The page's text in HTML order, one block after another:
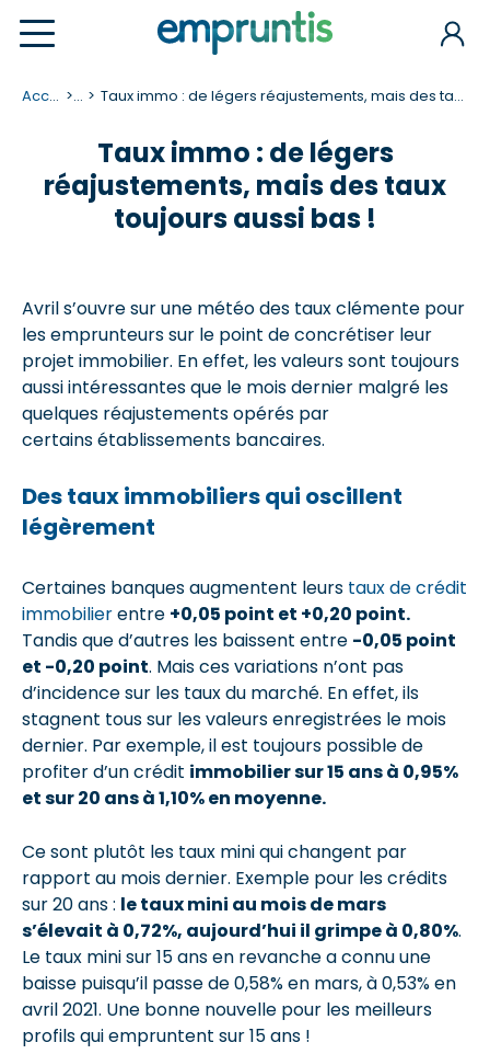
Accueil ... Taux immo : de légers réajustements, mais des taux toujours aussi bas !
Taux immo : de légers
réajustements, mais des taux
toujours aussi bas !
Avril s’ouvre sur une météo des taux clémente pour
les emprunteurs sur le point de concrétiser leur
projet immobilier. En effet, les valeurs sont toujours
aussi intéressantes que le mois dernier malgré les
quelques réajustements opérés par
certains établissements bancaires.
Des taux immobiliers qui oscillent
légèrement
Certaines banques augmentent leurs taux de crédit
immobilierentre +0,05 point et +0,20 point.
Tandis que d’autres les baissent entre -0,05 point
et -0,20 point. Mais ces variations n’ont pas
d’incidence sur les taux du marché. En effet, ils
stagnent tous sur les valeurs enregistrées le mois
dernier. Par exemple, il est toujours possible de
profiter d’un crédit immobilier sur 15 ans à 0,95%
et sur 20 ans à 1,10% en moyenne.
Ce sont plutôt les taux mini qui changent par
rapport au mois dernier. Exemple pour les crédits
sur 20 ans : le taux mini au mois de mars
s’élevait à 0,72%, aujourd’hui il grimpe à 0,80%.
Le taux mini sur 15 ans en revanche a connu une
baisse puisqu’il passe de 0,58% en mars, à 0,53% en
avril 2021. Une bonne nouvelle pour les meilleurs
profils qui empruntent sur 15 ans !